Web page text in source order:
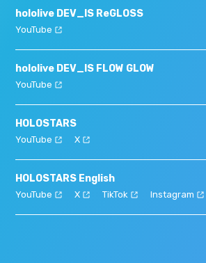
hololive DEV_IS ReGLOSS
YouTube
hololive DEV_IS FLOW GLOW
YouTube
HOLOSTARS
YouTube X
HOLOSTARS English
YouTube X TikTok Instagram